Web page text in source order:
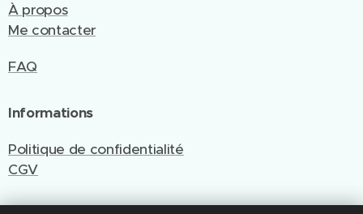
À propos
Me contacter
FAQ
Informations
Politique de confidentialité
CGV